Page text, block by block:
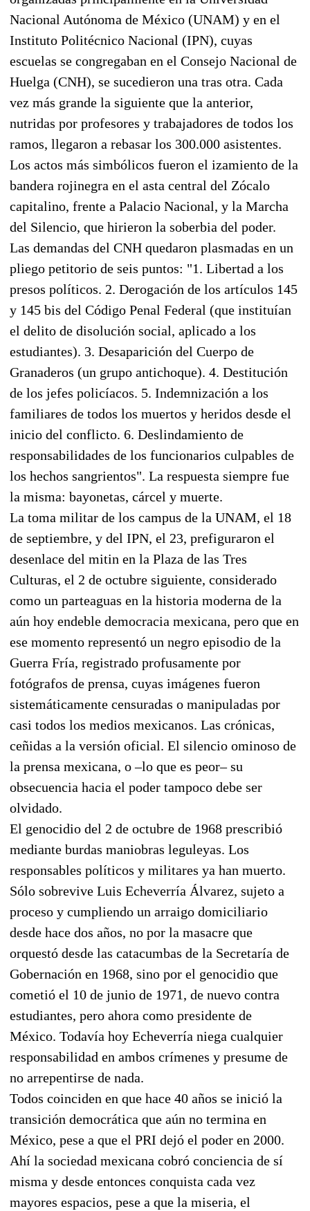
Nacional Autónoma de México (UNAM) y en el
Instituto Politécnico Nacional (IPN), cuyas
escuelas se congregaban en el Consejo Nacional de
Huelga (CNH), se sucedieron una tras otra. Cada
vez más grande la siguiente que la anterior,
nutridas por profesores y trabajadores de todos los
ramos, llegaron a rebasar los 300.000 asistentes.
Los actos más simbólicos fueron el izamiento de la
bandera rojinegra en el asta central del Zócalo
capitalino, frente a Palacio Nacional, y la Marcha
del Silencio, que hirieron la soberbia del poder.
Las demandas del CNH quedaron plasmadas en un
pliego petitorio de seis puntos: "1. Libertad a los
presos políticos. 2. Derogación de los artículos 145
y 145 bis del Código Penal Federal (que instituían
el delito de disolución social, aplicado a los
estudiantes). 3. Desaparición del Cuerpo de
Granaderos (un grupo antichoque). 4. Destitución
de los jefes policíacos. 5. Indemnización a los
familiares de todos los muertos y heridos desde el
inicio del conflicto. 6. Deslindamiento de
responsabilidades de los funcionarios culpables de
los hechos sangrientos". La respuesta siempre fue
la misma: bayonetas, cárcel y muerte.
La toma militar de los campus de la UNAM, el 18
de septiembre, y del IPN, el 23, prefiguraron el
desenlace del mitin en la Plaza de las Tres
Culturas, el 2 de octubre siguiente, considerado
como un parteaguas en la historia moderna de la
aún hoy endeble democracia mexicana, pero que en
ese momento representó un negro episodio de la
Guerra Fría, registrado profusamente por
fotógrafos de prensa, cuyas imágenes fueron
sistemáticamente censuradas o manipuladas por
casi todos los medios mexicanos. Las crónicas,
ceñidas a la versión oficial. El silencio ominoso de
la prensa mexicana, o –lo que es peor– su
obsecuencia hacia el poder tampoco debe ser
olvidado.
El genocidio del 2 de octubre de 1968 prescribió
mediante burdas maniobras leguleyas. Los
responsables políticos y militares ya han muerto.
Sólo sobrevive Luis Echeverría Álvarez, sujeto a
proceso y cumpliendo un arraigo domiciliario
desde hace dos años, no por la masacre que
orquestó desde las catacumbas de la Secretaría de
Gobernación en 1968, sino por el genocidio que
cometió el 10 de junio de 1971, de nuevo contra
estudiantes, pero ahora como presidente de
México. Todavía hoy Echeverría niega cualquier
responsabilidad en ambos crímenes y presume de
no arrepentirse de nada.
Todos coinciden en que hace 40 años se inició la
transición democrática que aún no termina en
México, pese a que el PRI dejó el poder en 2000.
Ahí la sociedad mexicana cobró conciencia de sí
misma y desde entonces conquista cada vez
mayores espacios, pese a que la miseria, el